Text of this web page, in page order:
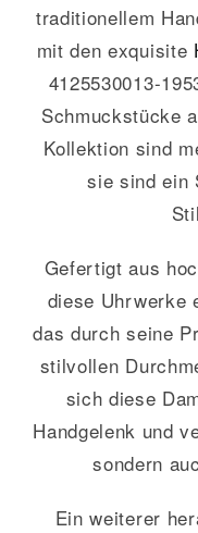
traditionellem
mit den exquisite
4125530013-
Schmuckstücke
Kollektion sind
sie sind ein
Gefertigt aus
diese Uhrwerke
das durch seine
stilvollen
sich diese
Handgelenk und
sondern
Ein weiterer